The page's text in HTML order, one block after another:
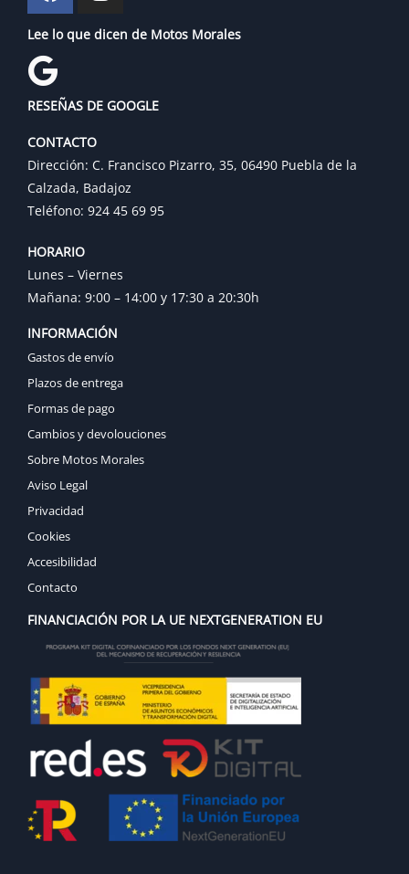
Lee lo que dicen de Motos Morales
RESEÑAS DE GOOGLE
CONTACTO
Dirección: C. Francisco Pizarro, 35, 06490 Puebla de la
Calzada, Badajoz
Teléfono: 924 45 69 95
HORARIO
Lunes – Viernes
Mañana: 9:00 – 14:00 y 17:30 a 20:30h
INFORMACIÓN
Gastos de envío
Plazos de entrega
Formas de pago
Cambios y devolouciones
Sobre Motos Morales
Aviso Legal
Privacidad
Cookies
Accesibilidad
Contacto
FINANCIACIÓN POR LA UE NEXTGENERATION EU